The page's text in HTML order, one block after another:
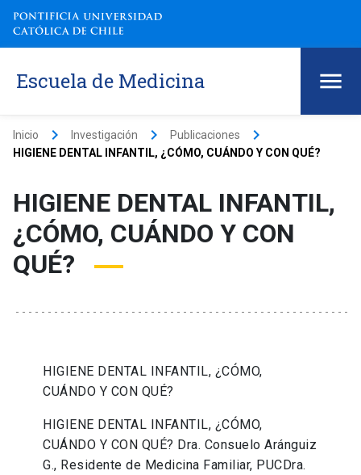
Escuela de Medicina
Inicio keyboard_arrow_right Investigación keyboard_arrow_right Publicaciones keyboard_arrow_right
HIGIENE DENTAL INFANTIL, ¿CÓMO, CUÁNDO Y CON QUÉ?
HIGIENE DENTAL INFANTIL,
¿CÓMO, CUÁNDO Y CON
QUÉ?
HIGIENE DENTAL INFANTIL, ¿CÓMO,
CUÁNDO Y CON QUÉ?
HIGIENE DENTAL INFANTIL, ¿CÓMO,
CUÁNDO Y CON QUÉ? Dra. Consuelo Aránguiz
G., Residente de Medicina Familiar, PUCDra.